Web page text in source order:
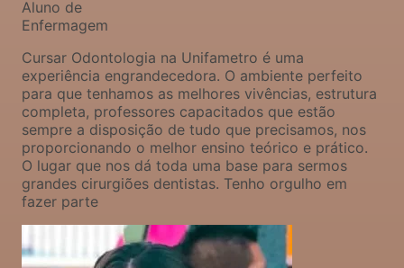
Aluno de
Enfermagem
Cursar Odontologia na Unifametro é uma
experiência engrandecedora. O ambiente perfeito
para que tenhamos as melhores vivências, estrutura
completa, professores capacitados que estão
sempre a disposição de tudo que precisamos, nos
proporcionando o melhor ensino teórico e prático.
O lugar que nos dá toda uma base para sermos
grandes cirurgiões dentistas. Tenho orgulho em
fazer parte